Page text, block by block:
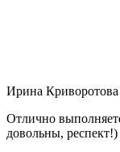
Ирина Криворотова
Отлично
довольны, респект!)